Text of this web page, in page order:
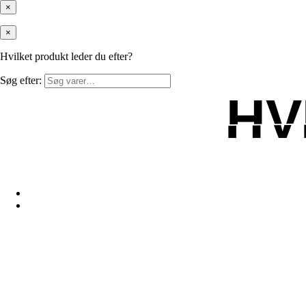
×
×
Hvilket produkt leder du efter?
Søg efter: